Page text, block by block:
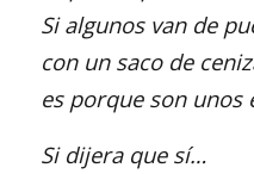
Si algunos van de
con un saco de
es porque son unos
Si dijera que sí…